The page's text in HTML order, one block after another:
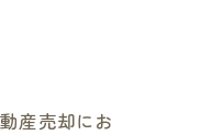
産売却にお